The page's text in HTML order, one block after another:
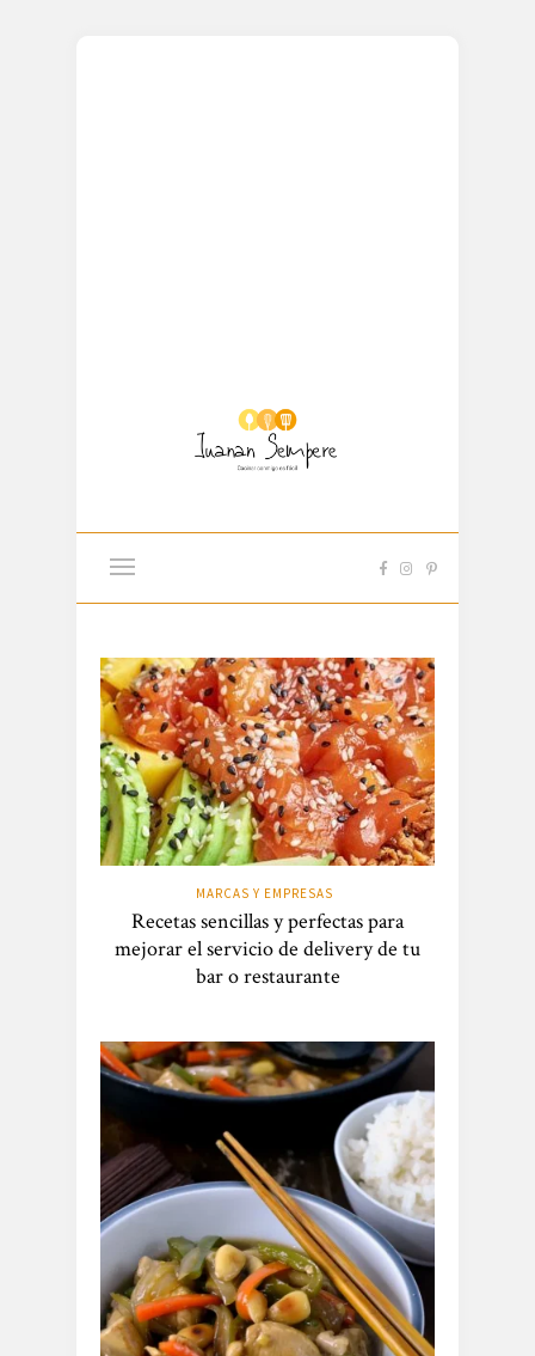
MARCAS Y EMPRESAS
Recetas sencillas y perfectas para
mejorar el servicio de delivery de tu
bar o restaurante